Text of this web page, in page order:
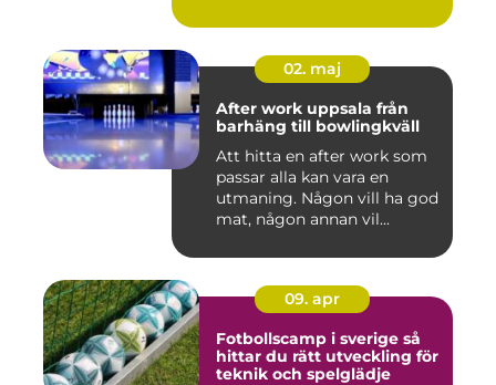
02. maj
After work uppsala från
barhäng till bowlingkväll
Att hitta en after work som
passar alla kan vara en
utmaning. Någon vill ha god
mat, någon annan vil...
09. apr
Fotbollscamp i sverige så
hittar du rätt utveckling för
teknik och spelglädje